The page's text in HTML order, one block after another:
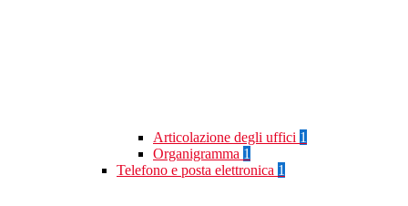
Articolazione degli uffici 1
Organigramma 1
Telefono e posta elettronica 1